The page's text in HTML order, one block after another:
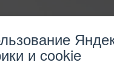
и cookie